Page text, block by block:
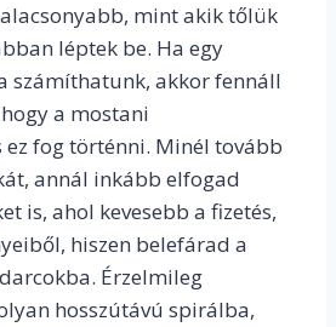
mint akik tőlük
léptek be. Ha egy
számíthatunk, akkor fennáll
a mostani
fog történni. Minél tovább
annál inkább elfogad
is, ahol kevesebb a fizetés,
hiszen belefárad a
Érzelmileg
hosszútávú spirálba,